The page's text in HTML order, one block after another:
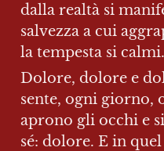
dalla realtà si
salvezza a cui
la tempesta si calmi.
Dolore, dolore e
sente, ogni giorno,
aprono gli occhi e
sé: dolore. E in